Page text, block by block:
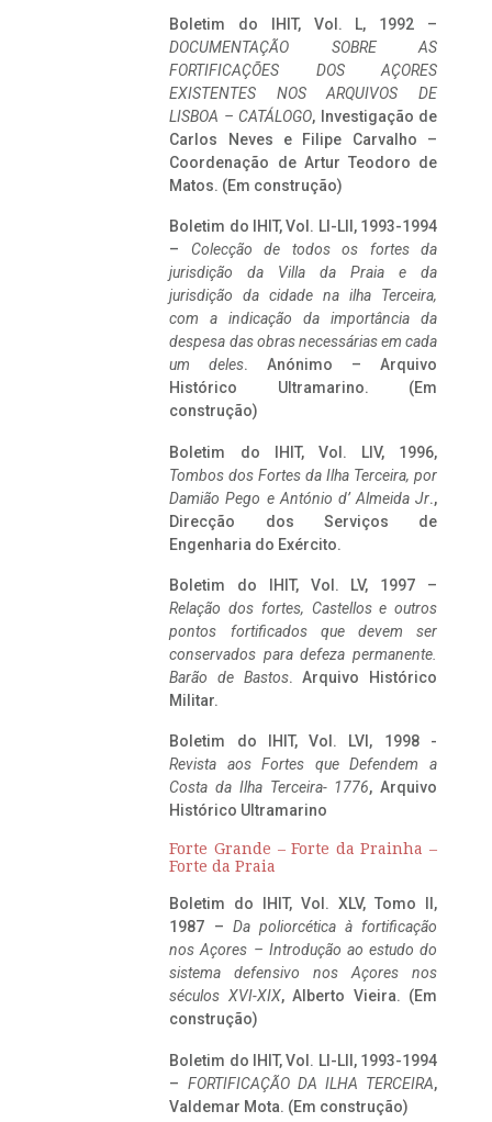
Boletim do IHIT, Vol. L, 1992 –
DOCUMENTAÇÃO SOBRE AS
FORTIFICAÇÕES DOS AÇORES
EXISTENTES NOS ARQUIVOS DE
LISBOA – CATÁLOGO, Investigação de
Carlos Neves e Filipe Carvalho –
Coordenação de Artur Teodoro de
Matos. (Em construção)
Boletim do IHIT, Vol. LI-LII, 1993-1994
– Colecção de todos os fortes da
jurisdição da Villa da Praia e da
jurisdição da cidade na ilha Terceira,
com a indicação da importância da
despesa das obras necessárias em cada
um deles. Anónimo – Arquivo
Histórico Ultramarino. (Em
construção)
Boletim do IHIT, Vol. LIV, 1996,
Tombos dos Fortes da Ilha Terceira, por
Damião Pego e António d’ Almeida Jr.,
Direcção dos Serviços de
Engenharia do Exército.
Boletim do IHIT, Vol. LV, 1997 –
Relação dos fortes, Castellos e outros
pontos fortificados que devem ser
conservados para defeza permanente.
Barão de Bastos. Arquivo Histórico
Militar.
Boletim do IHIT, Vol. LVI, 1998 -
Revista aos Fortes que Defendem a
Costa da Ilha Terceira- 1776, Arquivo
Histórico Ultramarino
Forte Grande – Forte da Prainha –
Forte da Praia
Boletim do IHIT, Vol. XLV, Tomo II,
1987 – Da poliorcética à fortificação
nos Açores – Introdução ao estudo do
sistema defensivo nos Açores nos
séculos XVI-XIX, Alberto Vieira. (Em
construção)
Boletim do IHIT, Vol. LI-LII, 1993-1994
– FORTIFICAÇÃO DA ILHA TERCEIRA,
Valdemar Mota. (Em construção)